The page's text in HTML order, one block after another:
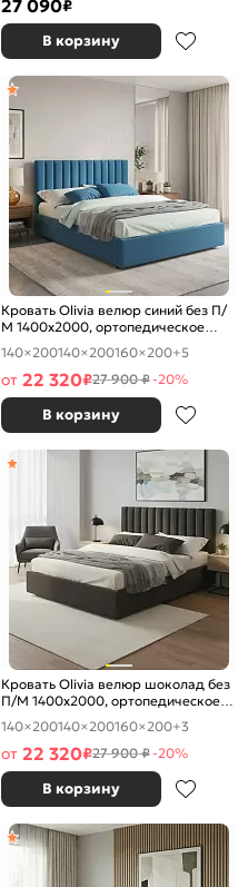
27 090₽
В корзину
Кровать Olivia велюр синий без П/
М 1400x2000, ортопедическое
основание, изголовье мягкое
140×200140×200160×200+5
от 22 320₽27 900 ₽-20%
В корзину
Кровать Olivia велюр шоколад без
П/М 1400x2000, ортопедическое
основание, изголовье мягкое
140×200140×200160×200+3
от 22 320₽27 900 ₽-20%
В корзину